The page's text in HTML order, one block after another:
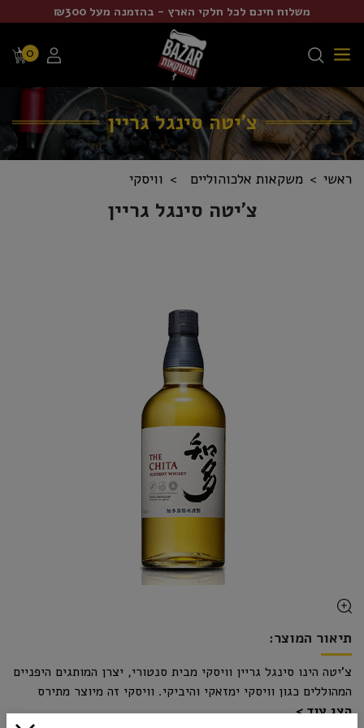
משלוח חינם לכל חלקי הארץ - בהזמנה מעל ₪300
0
צ'יטה סינגל גריין
ראשי משקאות אלכוהוליים וויסקי
צ'יטה סינגל גריין
תיאור המוצר:
צ'יטה הינו סינגל גריין וויסקי מבית סנטורי, יצרן המותגים היפניים
המהוללים כגון וויסקי ימזאקי והיביקי. וויסקי זה מיוצר מתירס
ומיושן במגוון חביות עץ אלון, שהכילו בעבר ברבן, שרי ויין אדום.
הצג עוד